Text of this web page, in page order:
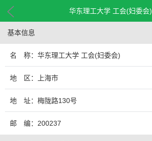
华东理工大学 工会(妇委会)
基本信息
名 称：华东理工大学 工会(妇委会)
地 区：上海市
地 址：梅陇路130号
邮 编：200237